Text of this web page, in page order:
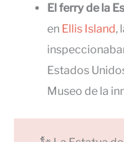
El ferry de la
en Ellis Island,
Estados
Museo de la